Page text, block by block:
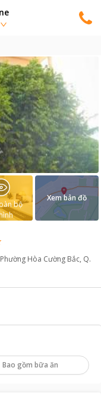
Hòa Cường Bắc, Q.
bộ
hình
Xem bản đồ
Bao gồm bữa ăn